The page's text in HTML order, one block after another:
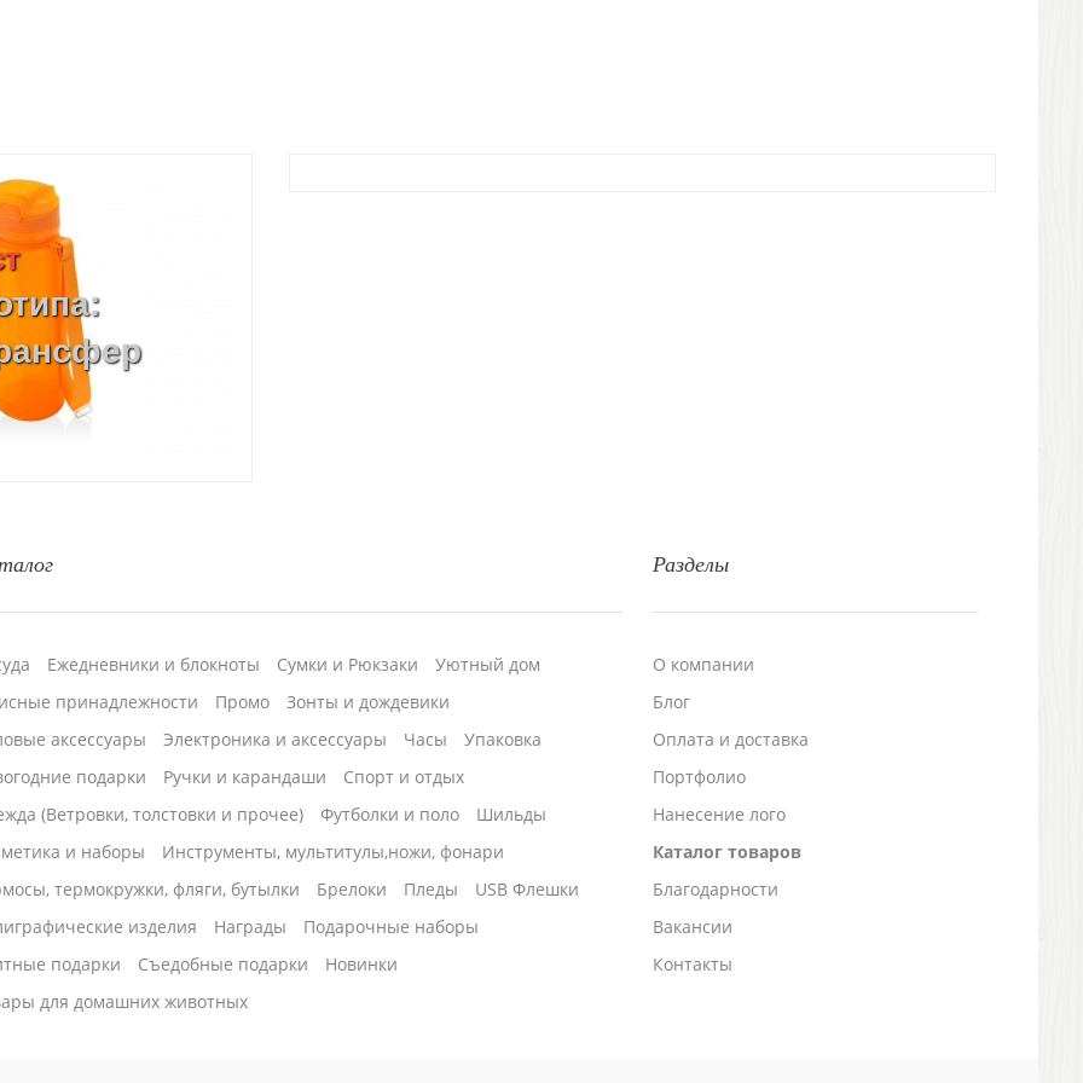
Разделы
О компании
Блог
Оплата и доставка
Портфолио
Нанесение лого
Каталог товаров
Благодарности
Вакансии
Контакты
Ежедневники и блокноты Сумки и Рюкзаки
Уютный дом
принадлежности
Промо
Зонты и дождевики
аксессуары
Электроника и аксессуары Часы
Упаковка
подарки
Ручки и карандаши
Спорт и отдых
(Ветровки, толстовки и прочее)
Футболки и поло
Шильды
и наборы
Инструменты, мультитулы,ножи, фонари
термокружки, фляги, бутылки
Брелоки Пледы
USB Флешки
изделия
Награды
Подарочные наборы
подарки
Cъедобные подарки
Новинки
для домашних животных